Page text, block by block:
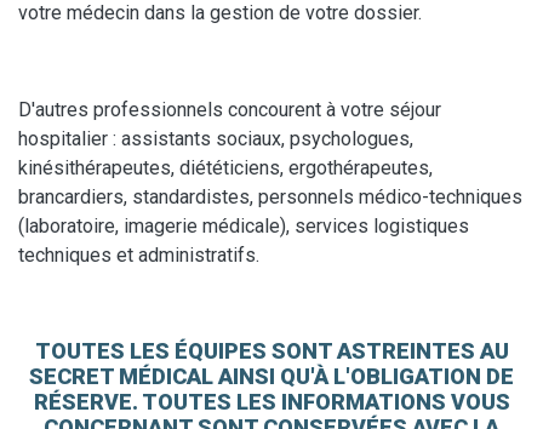
votre médecin dans la gestion de votre dossier.
D'autres professionnels concourent à votre séjour
hospitalier : assistants sociaux, psychologues,
kinésithérapeutes, diététiciens, ergothérapeutes,
brancardiers, standardistes, personnels médico-techniques
(laboratoire, imagerie médicale), services logistiques
techniques et administratifs.
TOUTES LES ÉQUIPES SONT ASTREINTES AU
SECRET MÉDICAL AINSI QU'À L'OBLIGATION DE
RÉSERVE. TOUTES LES INFORMATIONS VOUS